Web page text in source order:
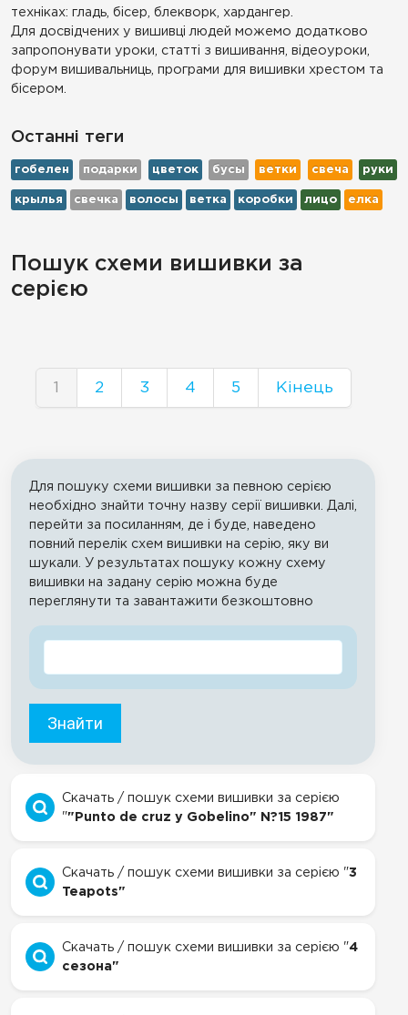
техніках: гладь, бісер, блекворк, хардангер.
Для досвідчених у вишивці людей можемо додатково
запропонувати уроки, статті з вишивання, відеоуроки,
форум вишивальниць, програми для вишивки хрестом та
бісером.
Останні теги
гобелен подарки цветок бусы ветки свеча руки
крылья свечка волосы ветка коробки лицо елка
Пошук схеми вишивки за
серією
1 2 3 4 5 Кінець
Для пошуку схеми вишивки за певною серією
необхідно знайти точну назву серії вишивки. Далі,
перейти за посиланням, де і буде, наведено
повний перелік схем вишивки на серію, яку ви
шукали. У результатах пошуку кожну схему
вишивки на задану серію можна буде
переглянути та завантажити безкоштовно
Знайти
Скачать / пошук схеми вишивки за серією
""Punto de cruz y Gobelino" N?15 1987"
Скачать / пошук схеми вишивки за серією "3
Teapots"
Скачать / пошук схеми вишивки за серією "4
сезона"